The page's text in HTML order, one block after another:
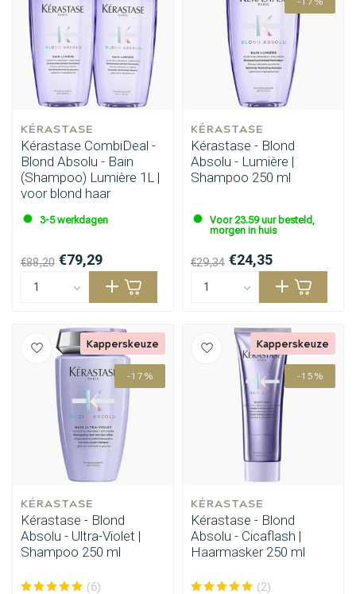
KÉRASTASE
Kérastase CombiDeal -
Blond Absolu - Bain
(Shampoo) Lumière 1L |
voor blond haar
3-5 werkdagen
€88,20 €79,29
KÉRASTASE
Kérastase - Blond
Absolu - Lumière |
Shampoo 250 ml
Voor 23.59 uur besteld,
morgen in huis
€29,34 €24,35
-17%
KÉRASTASE
Kérastase - Blond
Absolu - Ultra-Violet |
Shampoo 250 ml
(6)
Kapperskeuze
-15%
KÉRASTASE
Kérastase - Blond
Absolu - Cicaflash |
Haarmasker 250 ml
(2)
Kapperskeuze